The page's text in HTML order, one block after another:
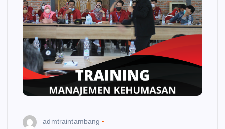
admtraintambang